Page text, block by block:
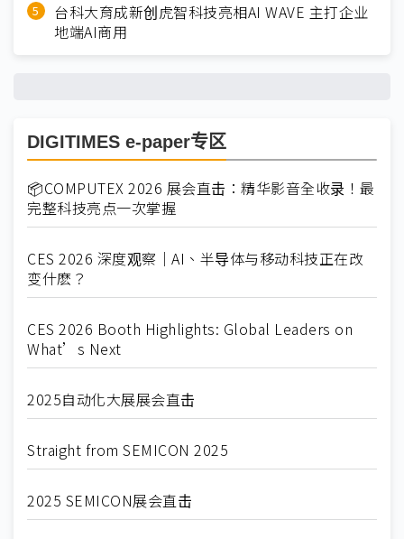
台科大育成新创虎智科技亮相AI WAVE 主打企业
地端AI商用
DIGITIMES e-paper专区
📦COMPUTEX 2026 展会直击：精华影音全收录！最
完整科技亮点一次掌握
CES 2026 深度观察｜AI、半导体与移动科技正在改
变什麽？
CES 2026 Booth Highlights: Global Leaders on
What’s Next
2025自动化大展展会直击
Straight from SEMICON 2025
2025 SEMICON展会直击